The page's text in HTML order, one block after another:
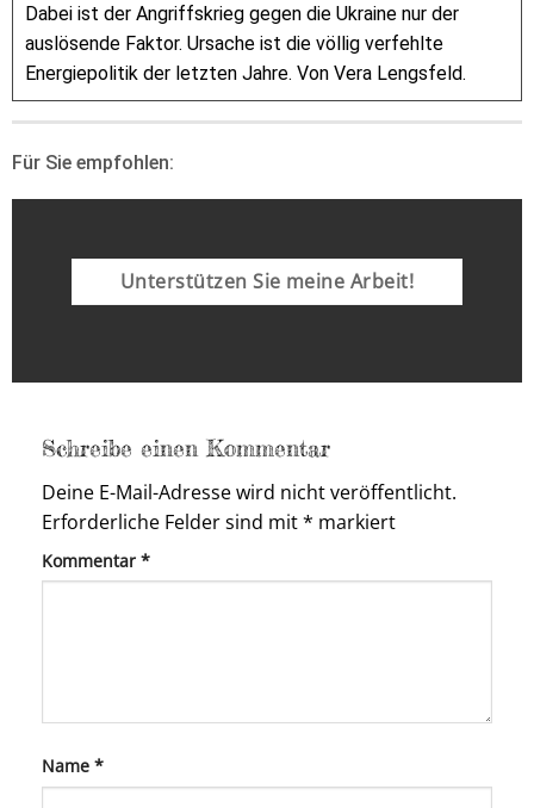
Dabei ist der Angriffskrieg gegen die Ukraine nur der
auslösende Faktor. Ursache ist die völlig verfehlte
Energiepolitik der letzten Jahre. Von Vera Lengsfeld.
Für Sie empfohlen:
Unterstützen Sie meine Arbeit!
Schreibe einen Kommentar
Deine E-Mail-Adresse wird nicht veröffentlicht.
Erforderliche Felder sind mit* markiert
Kommentar *
Name *